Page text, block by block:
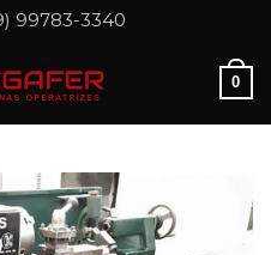
99783-3340
0